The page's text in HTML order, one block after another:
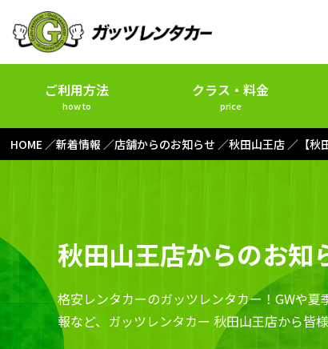
ご利用方法
how to
クラス・料金
price
HOME 新着情報 店舗からのお知らせ 秋田山王店 【
秋田山王店からのお知
格安レンタカーのガッツレンタカー！GWや
報など、ガッツレンタカー 秋田山王店から皆